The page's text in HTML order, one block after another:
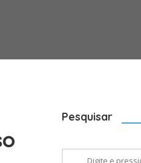
Pesquisar